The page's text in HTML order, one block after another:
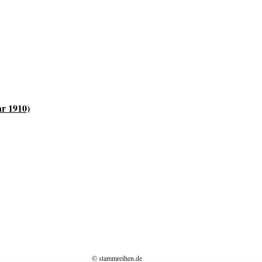
1910)
© stammreihen.de